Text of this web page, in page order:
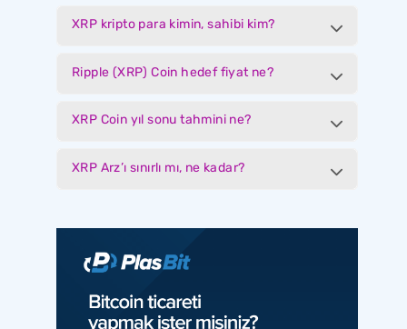
XRP kripto para kimin, sahibi kim?
Ripple (XRP) Coin hedef fiyat ne?
XRP Coin yıl sonu tahmini ne?
XRP Arz’ı sınırlı mı, ne kadar?